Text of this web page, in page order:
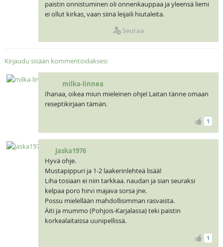
paistin onnistuminen oli onnenkauppaa ja yleensä liemi
ei ollut kirkas, vaan siinä leijaili hiutaleita.
Seuraa
Kirjaudu sisään kommentoidaksesi
milka-linnea
Ihanaa, oikea miun mieleinen ohje! Laitan tänne omaan
reseptikirjaan tämän.
1
Jaska1976
Hyvä ohje.
Mustapippuri ja 1-2 laakerinlehteä lisää!
Liha tosiaan ei niin tarkkaa. naudan ja sian seuraksi
kelpaa poro hirvi majava sorsa jne.
Possu mielellään mahdollisimman rasvaista.
Äiti ja mummo (Pohjois-Karjalassa) teki paistin
korkealaitaissa uunipellissä.
1